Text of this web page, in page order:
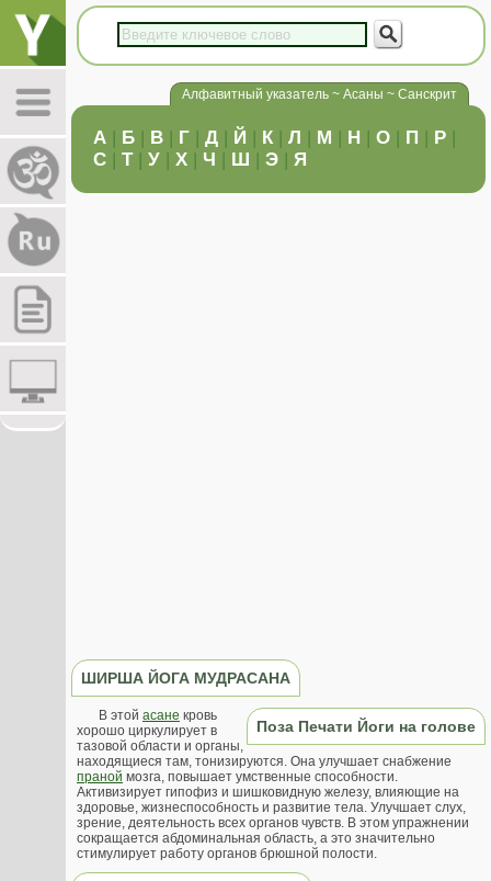
Алфавитный указатель ~ Асаны ~ Санскрит
А | Б | В | Г | Д | Й | К | Л | М | Н | О | П | Р |
С | Т| У | Х | Ч | Ш | Э | Я
ШИРША ЙОГА МУДРАСАНА
Поза Печати Йоги на голове
В этой асане кровь
хорошо циркулирует в
тазовой области и органы,
находящиеся там, тонизируются. Она улучшает снабжение
праной мозга, повышает умственные способности.
Активизирует гипофиз и шишковидную железу, влияющие на
здоровье, жизнеспо­собность и развитие тела. Улучшает слух,
зрение, деятельность всех органов чувств. В этом упражнении
сокращается абдоминальная область, а это значительно
стимулирует работу органов брюшной полости.